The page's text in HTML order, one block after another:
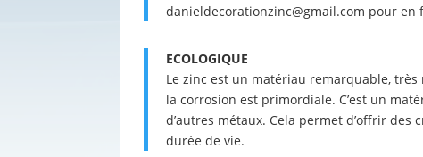
danieldecorationzinc@gmail.com pour en
ECOLOGIQUE
Le zinc est un matériau remarquable,
la corrosion est primordiale. C’est un
d’autres métaux. Cela permet d’offrir
durée de vie.